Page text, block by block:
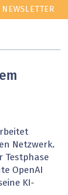
Netzwerk.
Testphase
OpenAI
KI-